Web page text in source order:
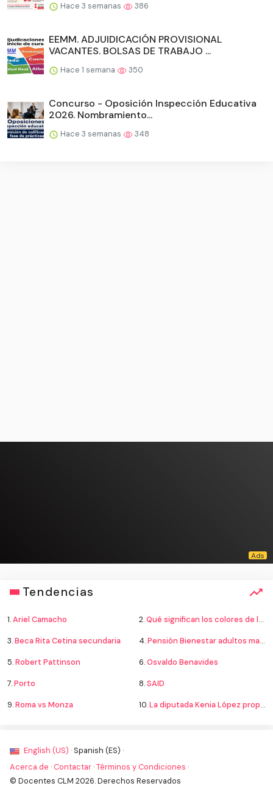
Hace 3 semanas 386
EEMM. ADJUIDICACIÓN PROVISIONAL
VACANTES. BOLSAS DE TRABAJO ...
Hace 1 semana 350
Concurso - Oposición Inspección Educativa
2026. Nombramiento...
Hace 3 semanas 348
Tendencias
1.Ariel Camacho 2.Qué significan los colores de la bandera
3.Beca Rita Cetina secundaria 4.Pensión Bienestar adultos mayores
5.Robert Pattinson 6.Osvaldo Benavides
7.Porto 8.SAID
9.Roma vs Monza 10.La diputada Kenia López propone cambiar el nombre del país a México
English (US) · Spanish (ES) ·
Acerca de · Contactar ·Términos y Condiciones ·
© Docentes CLM 2026. Derechos Reservados